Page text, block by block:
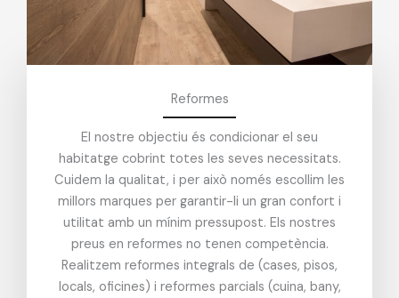
Reformes
El nostre objectiu és condicionar el seu
habitatge cobrint totes les seves necessitats.
Cuidem la qualitat, i per això només escollim les
millors marques per garantir-li un gran confort i
utilitat amb un mínim pressupost. Els nostres
preus en reformes no tenen competència.
Realitzem reformes integrals de (cases, pisos,
locals, oficines) i reformes parcials (cuina, bany,